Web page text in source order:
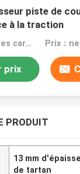
piste de
à la traction
MOQ：1000 mètres carrés Prix：
prix
PRODUIT
13 mm
de tartan